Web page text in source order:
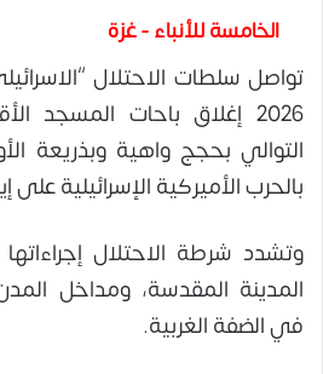
الخامسة للأنباء - غزة
التوالي بحجج واهية وبذريعة
بالحرب الأميركية الإسرائيلية على
وتشدد شرطة الاحتلال
المدينة المقدسة، ومداخل
في الضفة الغربية.